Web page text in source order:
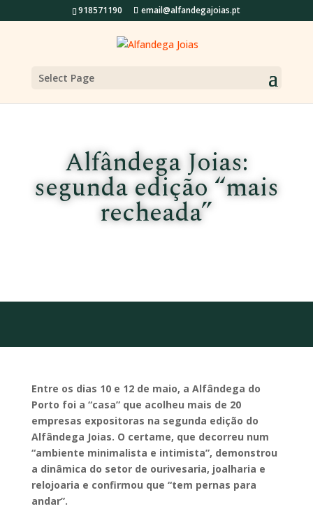
918571190 email@alfandegajoias.pt
Select Page
Alfândega Joias:
segunda edição “mais
recheada”
Entre os dias 10 e 12 de maio, a Alfândega do
Porto foi a “casa” que acolheu mais de 20
empresas expositoras na segunda edição do
Alfândega Joias. O certame, que decorreu num
“ambiente minimalista e intimista”, demonstrou
a dinâmica do setor de ourivesaria, joalharia e
relojoaria e confirmou que “tem pernas para
andar”.